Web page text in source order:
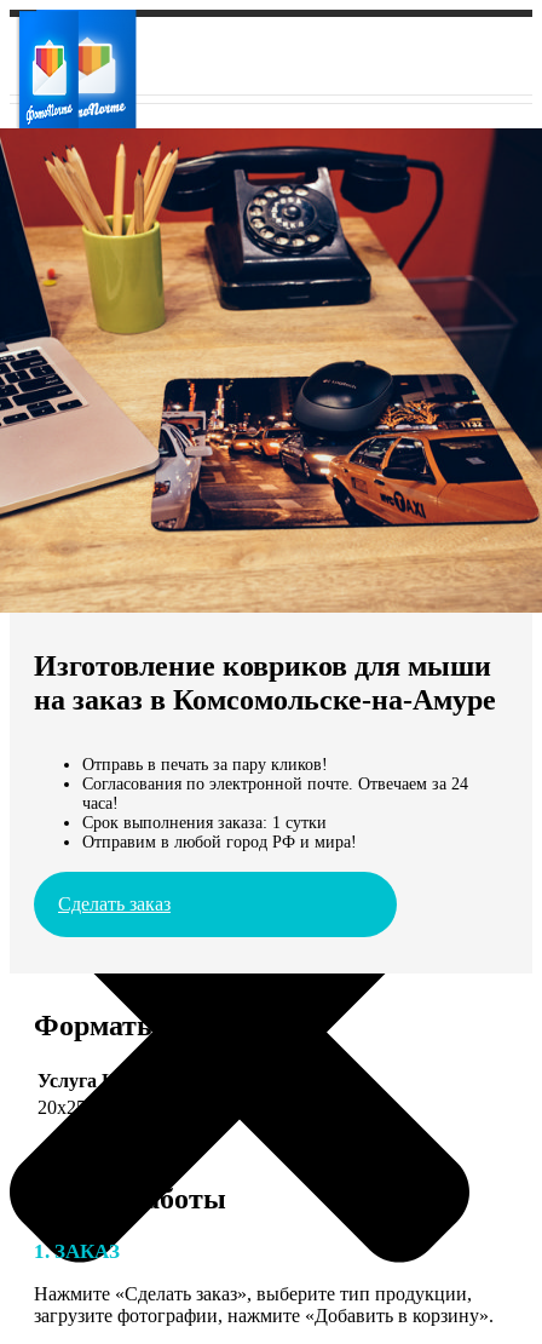
Ваш город:
Ваш регион доставки
Выберите из списка:
Мы доставляем по всему миру
Продолжить без города
Изготовление ковриков для мыши
на заказ в Комсомольске-на-Амуре
Отправь в печать за пару кликов!
Согласования по электронной почте. Отвечаем за 24
часа!
Срок выполнения заказа: 1 сутки
Отправим в любой город РФ и мира!
Сделать заказ
Форматы и цены
Услуга Цена, руб.
20х25
Этапы работы
1. ЗАКАЗ
Нажмите «Сделать заказ», выберите тип продукции,
загрузите фотографии, нажмите «Добавить в корзину».